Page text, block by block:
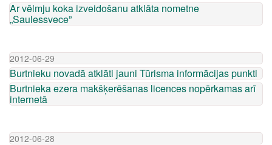
Ar vēlmju koka izveidošanu atklāta nometne
„Saulessvece”
2012-06-29
Burtnieku novadā atklāti jauni Tūrisma informācijas punkti
Burtnieka ezera makšķerēšanas licences nopērkamas arī
internetā
2012-06-28